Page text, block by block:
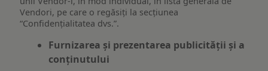
Vendori, pe care o regăsiți la secțiunea
“Confidențialitatea dvs.”.
Furnizarea și prezentarea publicității și a
conținutului